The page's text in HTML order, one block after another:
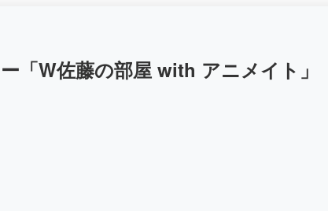
「W佐藤の部屋 with アニメイト」